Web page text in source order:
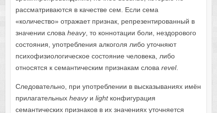
рассматриваются в качестве сем. Если сема
«количество» отражает признак, репрезентированный в
значении слова heavy, то коннотации боли, нездорового
состояния, употребления алкоголя либо уточняют
психофизиологическое состояние человека, либо
относятся к семантическим признакам слова revel.
Следовательно, при употреблении в высказываниях имён
прилагательных heavyи light конфигурация
семантических признаков в их значениях уточняется